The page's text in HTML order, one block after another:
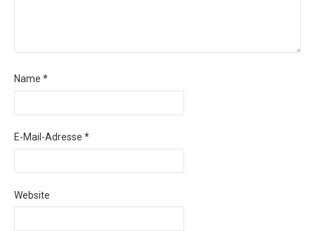
Name *
E-Mail-Adresse *
Website